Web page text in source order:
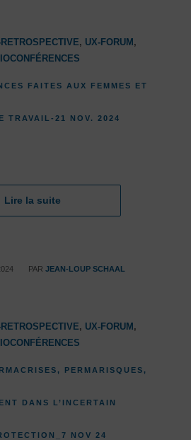
, UX-FORUM ,
FAITES AUX FEMMES ET
TRAVAIL-21 NOV. 2024
Lire la suite
PAR JEAN-LOUP SCHAAL
, UX-FORUM ,
PERMARISQUES,
DANS L’INCERTAIN
NOV 24